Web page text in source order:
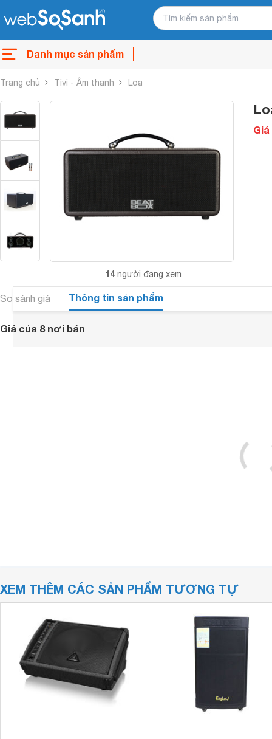
Danh mục sản phẩm
Trang chủ Tivi - Âm thanh Loa
14 người đang xem
Giá
So sánh giá Thông tin sản phẩm
Giá của 8 nơi bán
XEM THÊM CÁC SẢN PHẨM TƯƠNG TỰ